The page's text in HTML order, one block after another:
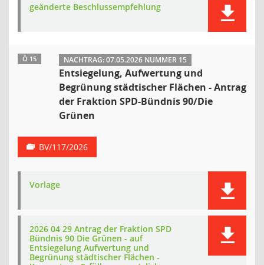
geänderte Beschlussempfehlung
Ö 15 NACHTRAG: 07.05.2026 NUMMER 15
Entsiegelung, Aufwertung und
Begrünung städtischer Flächen - Antrag
der Fraktion SPD-Bündnis 90/Die
Grünen
BV/117/2026
Vorlage
2026 04 29 Antrag der Fraktion SPD
Bündnis 90 Die Grünen - auf
Entsiegelung Aufwertung und
Begrünung städtischer Flächen -